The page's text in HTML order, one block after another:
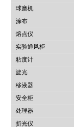
球磨机
涂布
熔点仪
实验通风柜
粘度计
旋光
移液器
安全柜
处理器
折光仪